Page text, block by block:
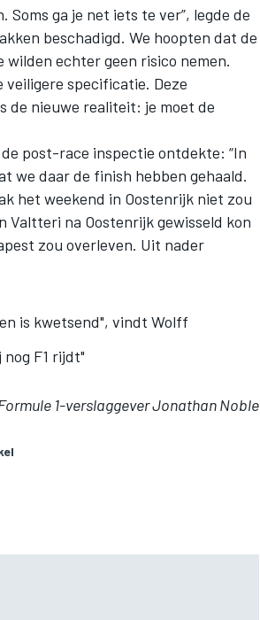
ga je net iets te ver”, legde de
beschadigd. We hoopten dat de
echter geen risico nemen.
veiligere specificatie. Deze
de nieuwe realiteit: je moet de
post-race inspectie ontdekte: “In
we daar de finish hebben gehaald.
het weekend in Oostenrijk niet zou
Valtteri na Oostenrijk gewisseld kon
zou overleven. Uit nader
is kwetsend", vindt Wolff
F1 rijdt"
1-verslaggever Jonathan Noble